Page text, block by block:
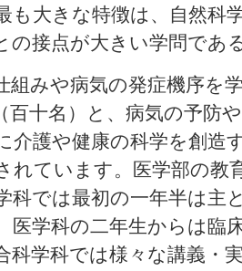
も大きな特徴は、自然科
の接点が大きい学問であ
組みや病気の発症機序を
百十名）と、病気の予防
介護や健康の科学を創造
れています。医学部の教
科では最初の一年半は主
医学科の二年生からは臨
科学科では様々な講義・